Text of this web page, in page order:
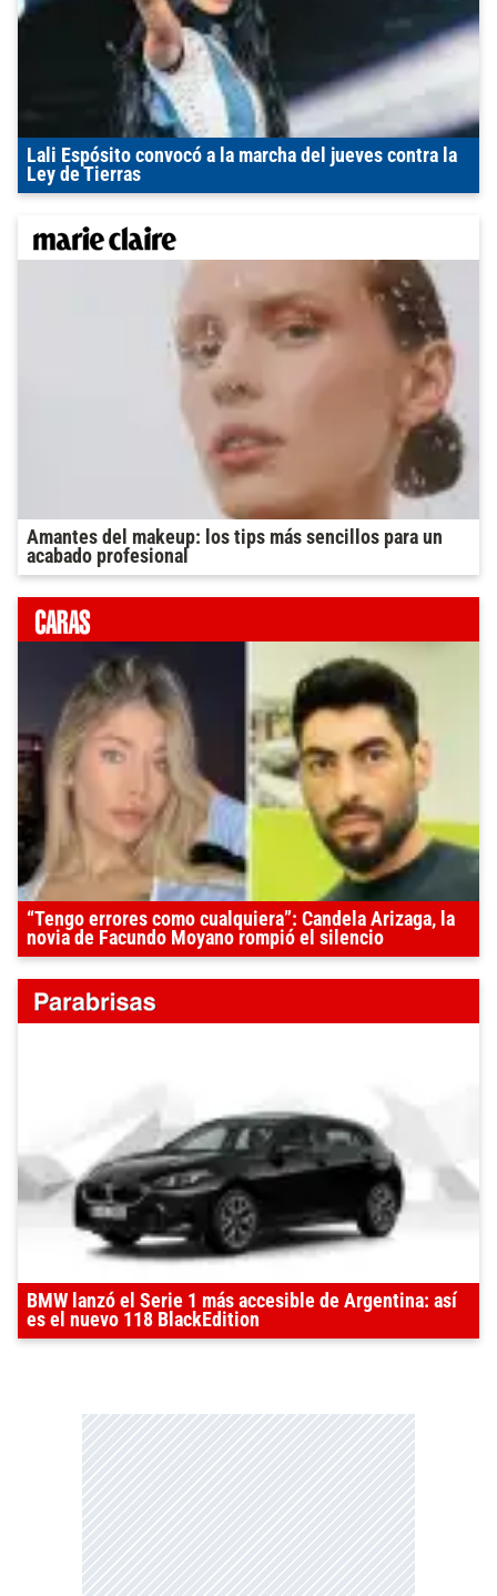
Lali Espósito convocó a la marcha del jueves contra la
Ley de Tierras
Amantes del makeup: los tips más sencillos para un
acabado profesional
“Tengo errores como cualquiera”: Candela Arizaga, la
novia de Facundo Moyano rompió el silencio
BMW lanzó el Serie 1 más accesible de Argentina: así
es el nuevo 118 BlackEdition